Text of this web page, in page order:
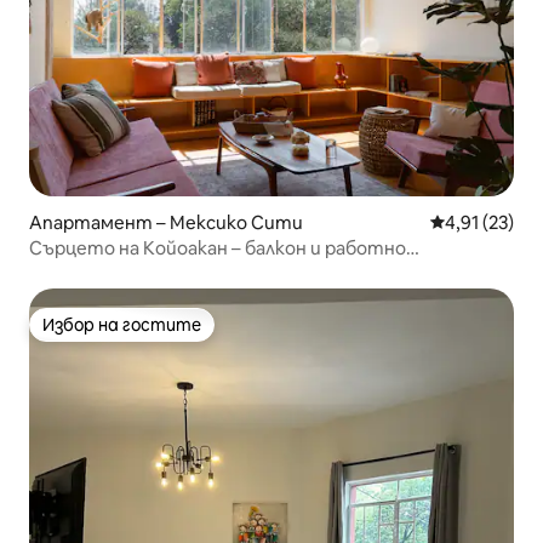
Апартамент – Мексико Сити Средна
4,91 (23)
Сърцето на Койоакан – балкон и работно
Избор на гостите
Избор на гостите